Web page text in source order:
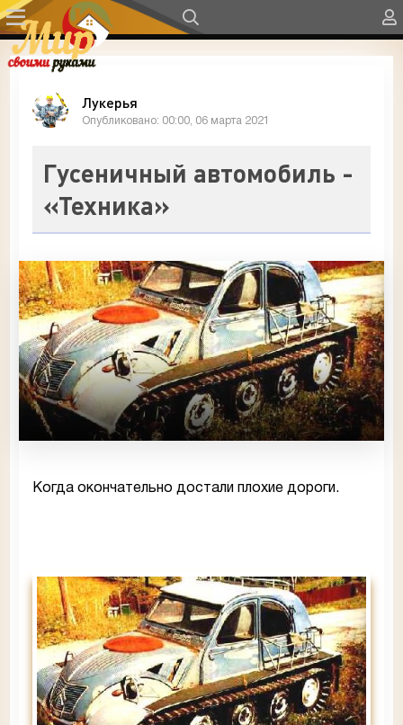
Лукерья
Опубликовано: 00:00, 06 марта 2021
Гусеничный автомобиль -
«Техника»
Когда окончательно достали плохие дороги.